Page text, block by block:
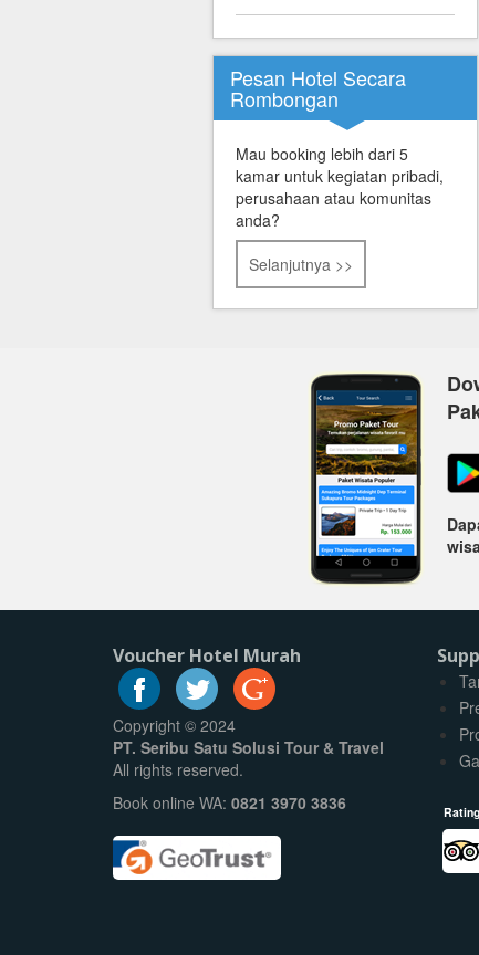
Pesan Hotel Secara
Rombongan
Mau booking lebih dari 5
kamar untuk kegiatan pribadi,
perusahaan atau komunitas
anda?
Selanjutnya >>
Voucher Hotel Murah
Copyright © 2024
PT. Seribu Satu Solusi Tour & Travel
All rights reserved.
Book online WA: 0821 3970 3836